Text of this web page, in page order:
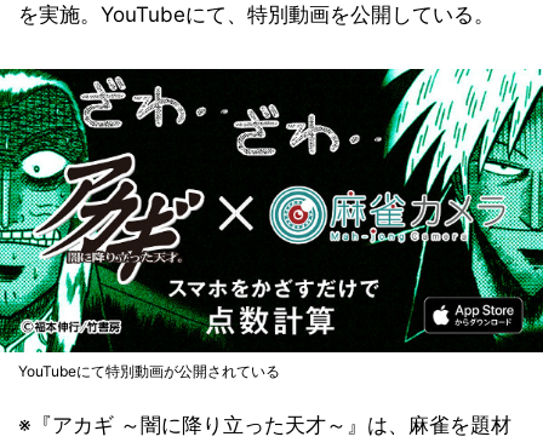
を実施。YouTubeにて、特別動画を公開している。
YouTubeにて特別動画が公開されている
※『アカギ ～闇に降り立った天才～』は、麻雀を題材